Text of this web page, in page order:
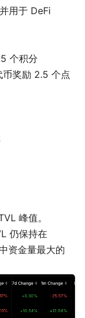
用于 DeFi
个积分
奖励 2.5 个点
峰值。
仍保持在
资金量最大的